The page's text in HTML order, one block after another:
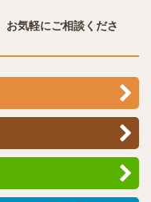
お気軽にご相談くださ